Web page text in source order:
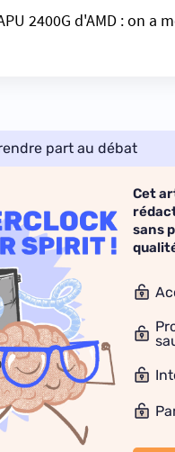
2400G d'AMD : on a
part au débat
Cet
sans